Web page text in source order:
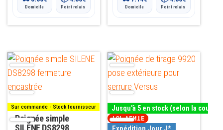
Domicile Point relais
produitDomicile Point relais
Sur commande - Stock fournisseur
Poignée simple
SILENE DS8298
Ce
produit
a
variations.
Les
Jusqu'à 5 en stock (selon la
TOP VENTE
Ce
produit
a
variations.
Les